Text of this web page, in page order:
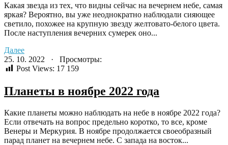
Какая звезда из тех, что видны сейчас на вечернем небе, самая
яркая? Вероятно, вы уже неоднократно наблюдали сияющее
светило, похожее на крупную звезду желтовато-белого цвета.
После наступления вечерних сумерек оно...
Далее
25. 10. 2022 · Просмотры:
Post Views: 17 159
Планеты в ноябре 2022 года
Какие планеты можно наблюдать на небе в ноябре 2022 года?
Если отвечать на вопрос предельно коротко, то все, кроме
Венеры и Меркурия. В ноябре продолжается своеобразный
парад планет на вечернем небе. С запада на восток...